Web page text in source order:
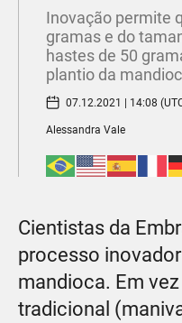
Inovação permite
gramas e do
hastes de 50
plantio da
07.12.2021 | 14:08
Alessandra Vale
Cientistas da
processo
mandioca. Em
tradicional